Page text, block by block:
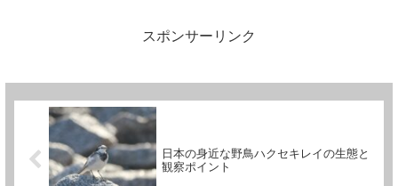
場所でよく観察されます。この
と、群れを成して行...
スポンサーリンク
日本の身近な野鳥ハクセキレイの生態と
観察ポイント